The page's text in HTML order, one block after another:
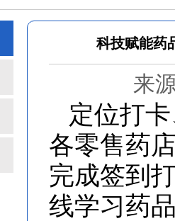
科技赋能药
来
定位打
各零售药
完成签到
线学习药